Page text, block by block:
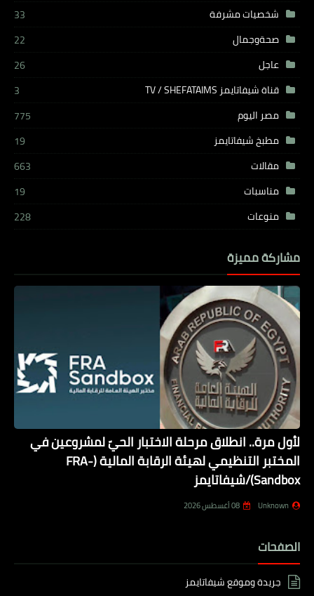
شخصيات مشرفة
33
صحةوجمال
22
عاجل
26
قناة شيفاتايمز TV / SHEFATAIMS
3
مصر اليوم
775
مطبخ شيفاتايمز
19
مقالات
663
مناسبات
19
منوعات
228
مشاركة مميزة
لأول مرة.. انطلاق مرحلة الاختبار الحيّ لمشروعين في
المختبر التنظيمي لهيئة الرقابة المالية (FRA-
Sandbox)/شيفاتايمز
Unknown 08 أغسطس 2026
الصفحات
جريدة وموقع شيفاتايمز